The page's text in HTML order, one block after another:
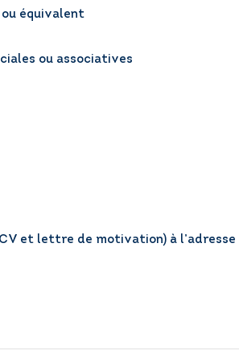
ou équivalent
ou associatives
et lettre de motivation) à